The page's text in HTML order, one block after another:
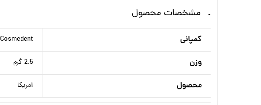
مشخصات محصول
کمپانی Cosmedent
وزن 2.5 گرم
محصول امریکا